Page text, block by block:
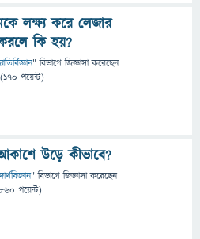
লক্ষ্য করে লেজার
কি হয়?
" বিভাগে জিজ্ঞাসাকরেছেন
(170 পয়েন্ট)
উড়ে কীভাবে?
" বিভাগে জিজ্ঞাসাকরেছেন
পয়েন্ট)